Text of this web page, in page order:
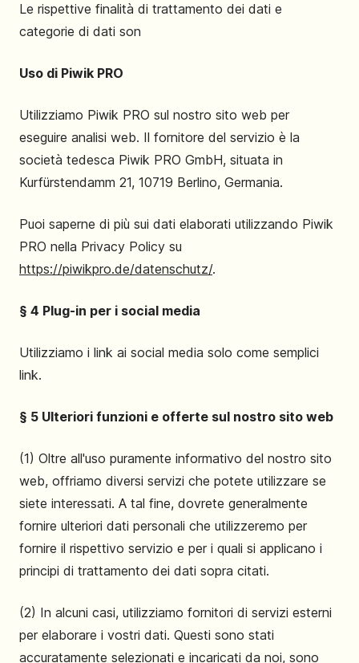
Le rispettive finalità di trattamento dei dati e
categorie di dati son
Uso di Piwik PRO
Utilizziamo Piwik PRO sul nostro sito web per
eseguire analisi web. Il fornitore del servizio è la
società tedesca Piwik PRO GmbH, situata in
Kurfürstendamm 21, 10719 Berlino, Germania.
Puoi saperne di più sui dati elaborati utilizzando Piwik
PRO nella Privacy Policy su
https://piwikpro.de/datenschutz/.
§ 4 Plug-in per i social media
Utilizziamo i link ai social media solo come semplici
link.
§ 5 Ulteriori funzioni e offerte sul nostro sito web
(1) Oltre all'uso puramente informativo del nostro sito
web, offriamo diversi servizi che potete utilizzare se
siete interessati. A tal fine, dovrete generalmente
fornire ulteriori dati personali che utilizzeremo per
fornire il rispettivo servizio e per i quali si applicano i
principi di trattamento dei dati sopra citati.
(2) In alcuni casi, utilizziamo fornitori di servizi esterni
per elaborare i vostri dati. Questi sono stati
accuratamente selezionati e incaricati da noi, sono